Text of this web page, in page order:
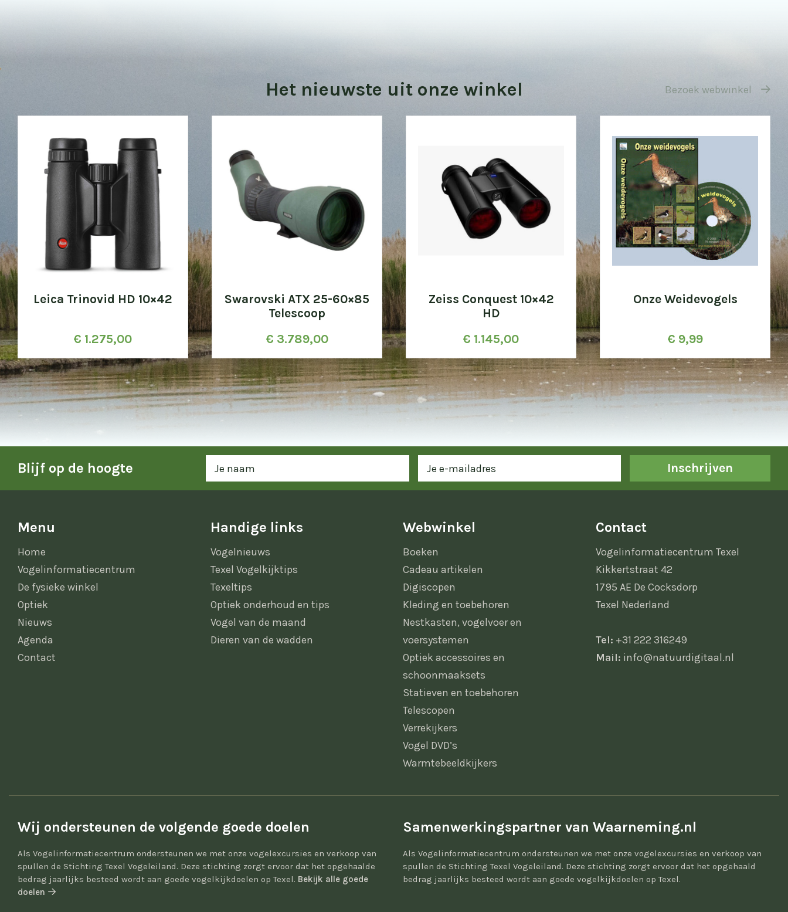
Het nieuwste uit onze winkel Bezoek webwinkel
Leica Trinovid HD 10×42
€ 1.275,00
Swarovski ATX 25-60×85
Telescoop
€ 3.789,00
Zeiss Conquest 10×42
HD
€ 1.145,00
Onze Weidevogels
€ 9,99
Blijf op de hoogte Inschrijven
Menu
Home
Vogelinformatiecentrum
De fysieke winkel
Optiek
Nieuws
Agenda
Contact
Handige links
Vogelnieuws
Texel Vogelkijktips
Texeltips
Optiek onderhoud en tips
Vogel van de maand
Dieren van de wadden
Webwinkel
Boeken
Cadeau artikelen
Digiscopen
Kleding en toebehoren
Nestkasten, vogelvoer en
voersystemen
Optiek accessoires en
schoonmaaksets
Statieven en toebehoren
Telescopen
Verrekijkers
Vogel DVD’s
Warmtebeeldkijkers
Contact
Vogelinformatiecentrum Texel
Kikkertstraat 42
1795 AE De Cocksdorp
Texel Nederland
Tel: +31 222 316249
Mail: info@natuurdigitaal.nl
Wij ondersteunen de volgende goede doelen
Als Vogelinformatiecentrum ondersteunen we met onze vogelexcursies en verkoop van
spullen de Stichting Texel Vogeleiland. Deze stichting zorgt ervoor dat het opgehaalde
bedrag jaarlijks besteed wordt aan goede vogelkijkdoelen op Texel. Bekijk alle goede
doelen
Samenwerkingspartner van Waarneming.nl
Als Vogelinformatiecentrum ondersteunen we met onze vogelexcursies en verkoop van
spullen de Stichting Texel Vogeleiland. Deze stichting zorgt ervoor dat het opgehaald
bedrag jaarlijks besteed wordt aan goede vogelkijkdoelen op Texel.